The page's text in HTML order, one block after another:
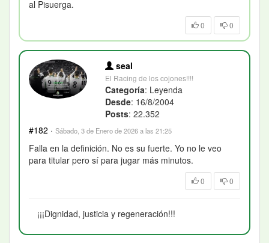
al Pisuerga.
0 0
seal
El Racing de los cojones!!!!
Categoría: Leyenda
Desde: 16/8/2004
Posts: 22.352
#182 · Sábado, 3 de Enero de 2026 a las 21:25
Falla en la definición. No es su fuerte. Yo no le veo
para titular pero sí para jugar más minutos.
0 0
¡¡¡Dignidad, justicia y regeneración!!!